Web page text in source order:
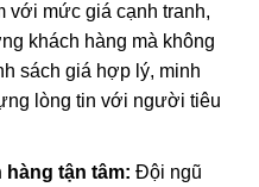
với mức giá cạnh tranh,
khách hàng mà không
sách giá hợp lý, minh
lòng tin với người tiêu
hàng tận tâm: Đội ngũ